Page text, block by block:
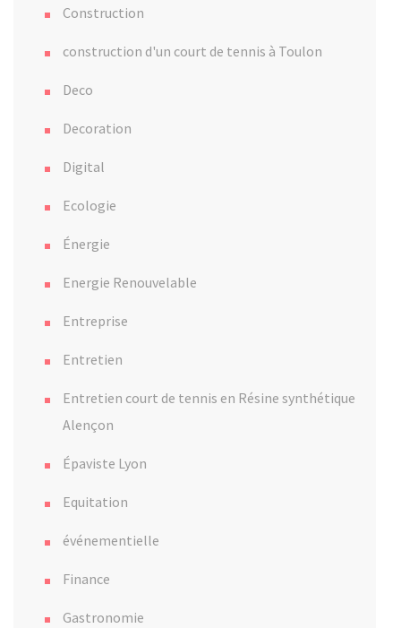
Construction
construction d'un court de tennis à Toulon
Deco
Decoration
Digital
Ecologie
Énergie
Energie Renouvelable
Entreprise
Entretien
Entretien court de tennis en Résine synthétique
Alençon
Épaviste Lyon
Equitation
événementielle
Finance
Gastronomie